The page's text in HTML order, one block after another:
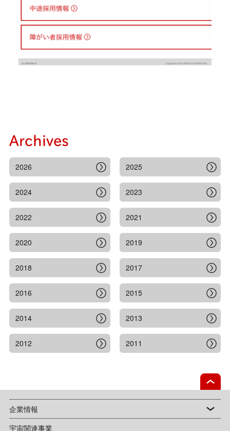
Archives
2026 2025
2024 2023
2022 2021
2020 2019
2018 2017
2016 2015
2014 2013
2012 2011
企業情報
宇宙関連事業